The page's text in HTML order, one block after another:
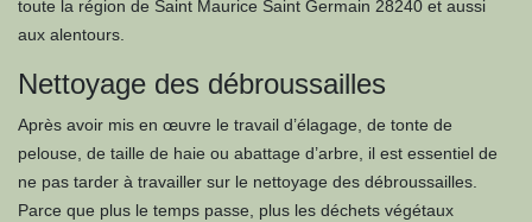
toute la région de Saint Maurice Saint Germain 28240 et aussi
aux alentours.
Nettoyage des débroussailles
Après avoir mis en œuvre le travail d’élagage, de tonte de
pelouse, de taille de haie ou abattage d’arbre, il est essentiel de
ne pas tarder à travailler sur le nettoyage des débroussailles.
Parce que plus le temps passe, plus les déchets végétaux